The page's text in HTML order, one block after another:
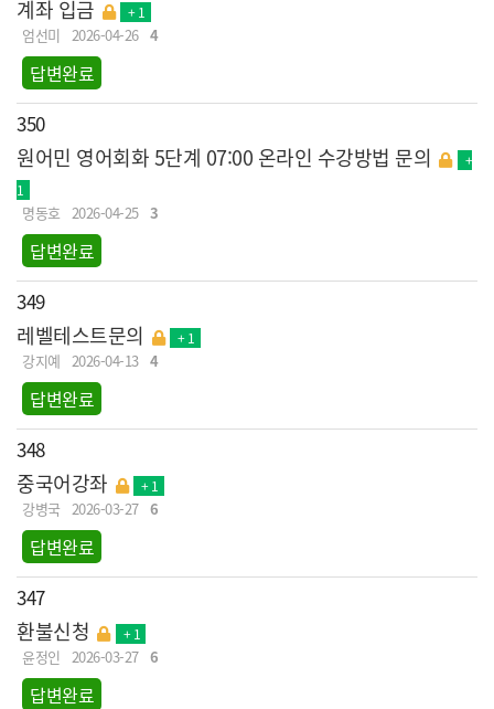
계좌 입금 + 1
엄선미 2026-04-26 4
답변완료
350
원어민 영어회화 5단계 07:00 온라인 수강방법 문의
+
1
명동호 2026-04-25 3
답변완료
349
레벨테스트문의 + 1
강지예 2026-04-13 4
답변완료
348
중국어강좌 + 1
강병국 2026-03-27 6
답변완료
347
환불신청 + 1
윤정인 2026-03-27 6
답변완료